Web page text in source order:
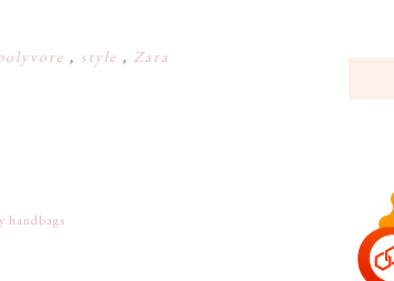
, style , Zara
handbags